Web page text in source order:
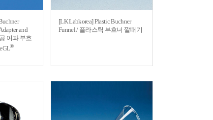
and
여과 부흐
®
[LK Labkorea] Plastic Buchner
Funnel / 플라스틱 부흐너 깔때기